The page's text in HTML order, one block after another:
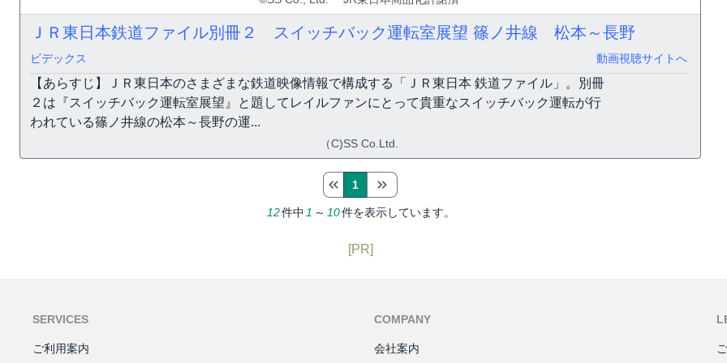
ＪＲ東日本鉄道ファイル別冊２ スイッチバック運転室展望 篠ノ井線 松本～長野
ビデックス 動画視聴サイトへ
【あらすじ】ＪＲ東日本のさまざまな鉄道映像情報で構成する「ＪＲ東日本 鉄道ファイル」。別冊
２は『スイッチバック運転室展望』と題してレイルファンにとって貴重なスイッチバック運転が行
われている篠ノ井線の松本～長野の運...
（C)SS Co.Ltd.
12件中 1 ～ 10件を表示しています。
1
[PR]
SERVICES
ご利用案内
COMPANY
会社案内